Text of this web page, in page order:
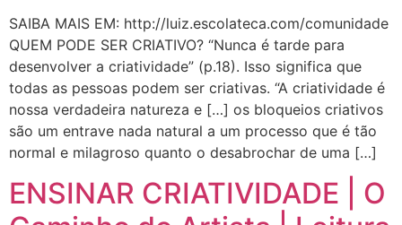
SAIBA MAIS EM: http://luiz.escolateca.com/comunidade
QUEM PODE SER CRIATIVO? “Nunca é tarde para
desenvolver a criatividade” (p.18). Isso significa que
todas as pessoas podem ser criativas. “A criatividade é
nossa verdadeira natureza e […] os bloqueios criativos
são um entrave nada natural a um processo que é tão
normal e milagroso quanto o desabrochar de uma […]
ENSINAR CRIATIVIDADE | O